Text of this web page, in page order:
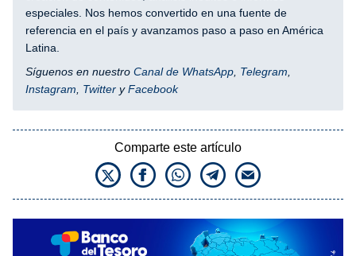
especiales. Nos hemos convertido en una fuente de
referencia en el país y avanzamos paso a paso en América
Latina.
Síguenos en nuestro Canal de WhatsApp Telegram
Instagram
Twitter yFacebook
Comparte este artículo